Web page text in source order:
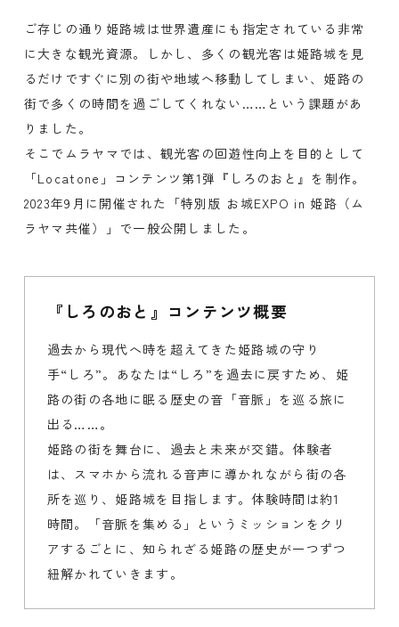
ご存じの通り姫路城は世界遺産にも指定されている非常
に大きな観光資源。しかし、多くの観光客は姫路城を見
るだけですぐに別の街や地域へ移動してしまい、姫路の
街で多くの時間を過ごしてくれない……という課題があ
りました。
そこでムラヤマでは、観光客の回遊性向上を目的として
「Locatone」コンテンツ第1弾『しろのおと』を制作。
2023年9月に開催された「特別版 お城EXPO in 姫路（ム
ラヤマ共催）」で一般公開しました。
『しろのおと』コンテンツ概要
過去から現代へ時を超えてきた姫路城の守り
手“しろ”。あなたは“しろ”を過去に戻すため、姫
路の街の各地に眠る歴史の音「音脈」を巡る旅に
出る……。
姫路の街を舞台に、過去と未来が交錯。体験者
は、スマホから流れる音声に導かれながら街の各
所を巡り、姫路城を目指します。体験時間は約1
時間。「音脈を集める」というミッションをクリ
アするごとに、知られざる姫路の歴史が一つずつ
紐解かれていきます。